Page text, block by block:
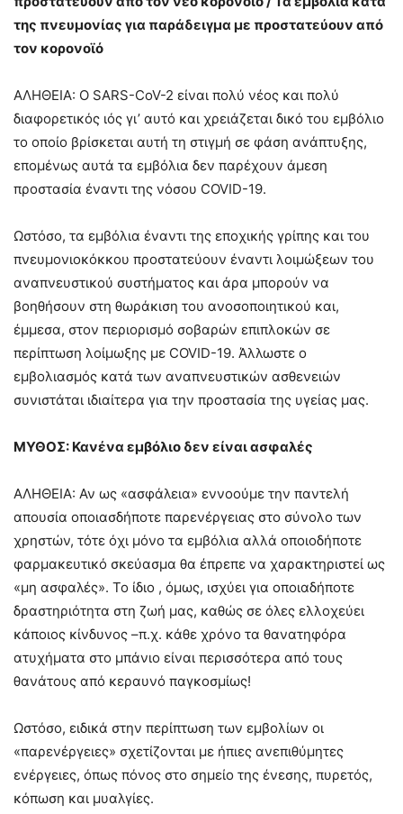
της πνευμονίας για παράδειγμα με προστατεύουν από
τον κορονοϊό
ΑΛΗΘΕΙΑ: Ο SARS-CoV-2 είναι πολύ νέος και πολύ
διαφορετικός ιός γι’ αυτό και χρειάζεται δικό του εμβόλιο
το οποίο βρίσκεται αυτή τη στιγμή σε φάση ανάπτυξης,
επομένως αυτά τα εμβόλια δεν παρέχουν άμεση
προστασία έναντι της νόσου COVID-19.
Ωστόσο, τα εμβόλια έναντι της εποχικής γρίπης και του
πνευμονιοκόκκου προστατεύουν έναντι λοιμώξεων του
αναπνευστικού συστήματος και άρα μπορούν να
βοηθήσουν στη θωράκιση του ανοσοποιητικού και,
έμμεσα, στον περιορισμό σοβαρών επιπλοκών σε
περίπτωση λοίμωξης με COVID-19. Άλλωστε ο
εμβολιασμός κατά των αναπνευστικών ασθενειών
συνιστάται ιδιαίτερα για την προστασία της υγείας μας.
ΜΥΘΟΣ: Κανένα εμβόλιο δεν είναι ασφαλές
ΑΛΗΘΕΙΑ: Αν ως «ασφάλεια» εννοούμε την παντελή
απουσία οποιασδήποτε παρενέργειας στο σύνολο των
χρηστών, τότε όχι μόνο τα εμβόλια αλλά οποιοδήποτε
φαρμακευτικό σκεύασμα θα έπρεπε να χαρακτηριστεί ως
«μη ασφαλές». Το ίδιο , όμως, ισχύει για οποιαδήποτε
δραστηριότητα στη ζωή μας, καθώς σε όλες ελλοχεύει
κάποιος κίνδυνος –π.χ. κάθε χρόνο τα θανατηφόρα
ατυχήματα στο μπάνιο είναι περισσότερα από τους
θανάτους από κεραυνό παγκοσμίως!
Ωστόσο, ειδικά στην περίπτωση των εμβολίων οι
«παρενέργειες» σχετίζονται με ήπιες ανεπιθύμητες
ενέργειες, όπως πόνος στο σημείο της ένεσης, πυρετός,
κόπωση και μυαλγίες.